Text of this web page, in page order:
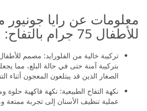
معلومات عن رايا
للأطفال 75 جرام بالتفاح:
بتركيبة آمنة حتى في حالة البلع، مما
الصغار الذين قد يبتلعون المعجون أثناء
نكهة التفاح الطبيعية: نكهة فاكهية حلوة
عملية تنظيف الأسنان إلى تجربة ممتعة